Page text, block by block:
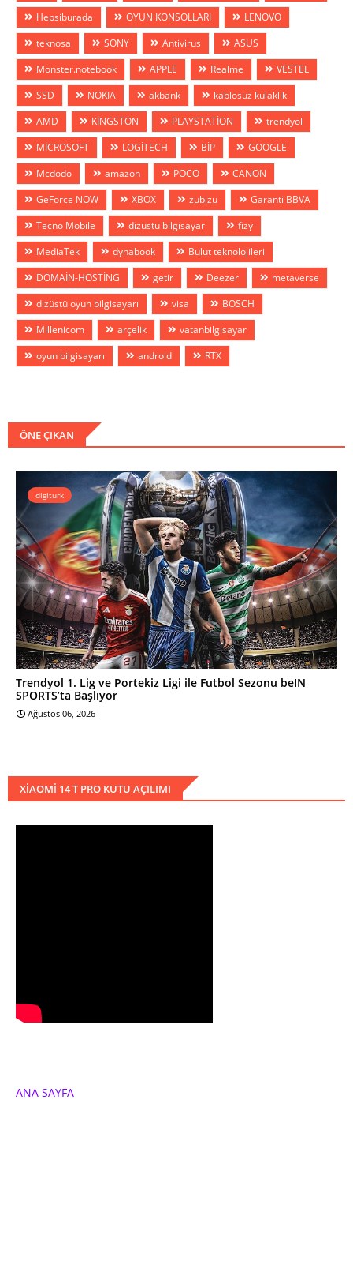
Hepsiburada OYUN KONSOLLARI
LENOVO
teknosa
SONY Antivirus
ASUS
Monster.notebook
APPLE Realme
VESTEL
SSD
NOKIA akbank
kablosuz kulaklık
AMD
KİNGSTON PLAYSTATİON
trendyol
MİCROSOFT
LOGİTECH BİP
GOOGLE
Mcdodo
amazon POCO
CANON
GeForce NOW
XBOX zubizu
Garanti BBVA
Tecno Mobile
dizüstü bilgisayar
fizy
MediaTek
dynabook
Bulut teknolojileri
DOMAİN-HOSTİNG
getir Deezer
metaverse
dizüstü oyun bilgisayarı
visa
BOSCH
Millenicom
arçelik
vatanbilgisayar
oyun bilgisayarı
android RTX
ÖNE ÇIKAN
digiturk
Trendyol 1. Lig ve Portekiz Ligi ile Futbol Sezonu beIN
SPORTS’ta Başlıyor
Ağustos 06, 2026
XIAOMI 14 T PRO KUTU AÇILIMI
ANA SAYFA